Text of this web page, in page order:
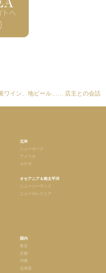
ワイン、地ビール…… 店主との会話
北米
ニューヨーク
アメリカ
カナダ
オセアニア＆南太平洋
ニュージーランド
ニューカレドニア
国内
東京
京都
沖縄
北海道